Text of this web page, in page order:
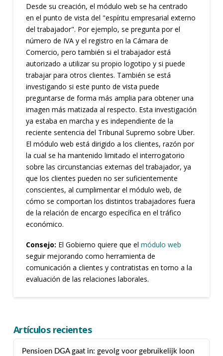
Desde su creación, el módulo web se ha centrado
en el punto de vista del "espíritu empresarial externo
del trabajador". Por ejemplo, se pregunta por el
número de IVA y el registro en la Cámara de
Comercio, pero también si el trabajador está
autorizado a utilizar su propio logotipo y si puede
trabajar para otros clientes. También se está
investigando si este punto de vista puede
preguntarse de forma más amplia para obtener una
imagen más matizada al respecto. Esta investigación
ya estaba en marcha y es independiente de la
reciente sentencia del Tribunal Supremo sobre Uber.
El módulo web está dirigido a los clientes, razón por
la cual se ha mantenido limitado el interrogatorio
sobre las circunstancias externas del trabajador, ya
que los clientes pueden no ser suficientemente
conscientes, al cumplimentar el módulo web, de
cómo se comportan los distintos trabajadores fuera
de la relación de encargo específica en el tráfico
económico.
Consejo: El Gobierno quiere que el módulo web
seguir mejorando como herramienta de
comunicación a clientes y contratistas en torno a la
evaluación de las relaciones laborales.
Artículos recientes
Pensioen DGA gaat in: gevolg voor gebruikelijk loon